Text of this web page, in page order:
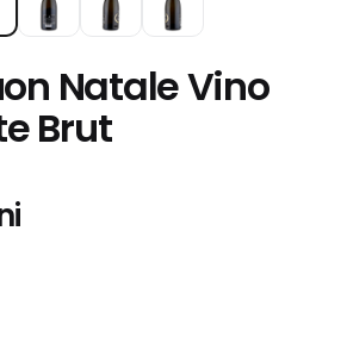
Natale Vino
Brut